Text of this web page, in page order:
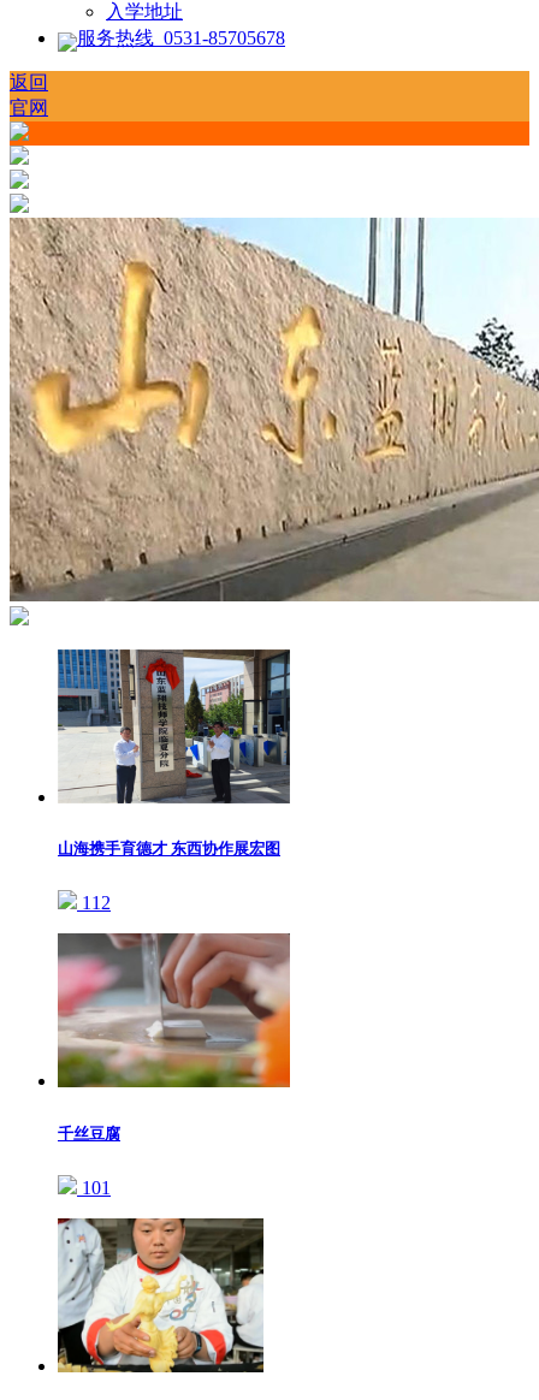
入学地址
服务热线 0531-85705678
返回
官网
山海携手育德才 东西协作展宏图
112
千丝豆腐
101